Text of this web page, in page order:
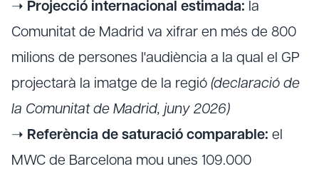
➝ Projecció internacional estimada: la
Comunitat de Madrid va xifrar en més de 800
milions de persones l'audiència a la qual el GP
projectarà la imatge de la regió (declaració de
la Comunitat de Madrid, juny 2026)
➝ Referència de saturació comparable: el
MWC de Barcelona mou unes 109.000